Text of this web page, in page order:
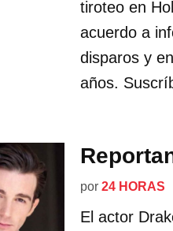
tiroteo en
acuerdo a
disparos y
años.
por 24 HORAS
El actor